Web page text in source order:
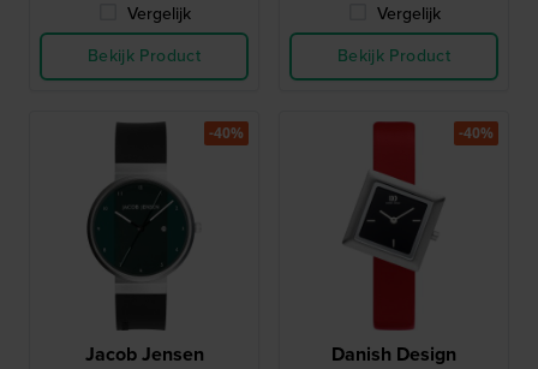
Vergelijk
Bekijk Product
Vergelijk
Bekijk Product
Jacob Jensen
-40%
Danish Design
-40%